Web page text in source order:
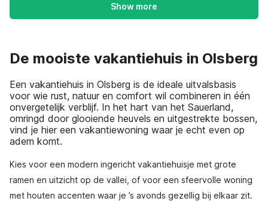
Show more
De mooiste vakantiehuis in Olsberg
Een vakantiehuis in Olsberg is de ideale uitvalsbasis
voor wie rust, natuur en comfort wil combineren in één
onvergetelijk verblijf. In het hart van het Sauerland,
omringd door glooiende heuvels en uitgestrekte bossen,
vind je hier een vakantiewoning waar je echt even op
adem komt.
Kies voor een modern ingericht vakantiehuisje met grote
ramen en uitzicht op de vallei, of voor een sfeervolle woning
met houten accenten waar je ’s avonds gezellig bij elkaar zit.